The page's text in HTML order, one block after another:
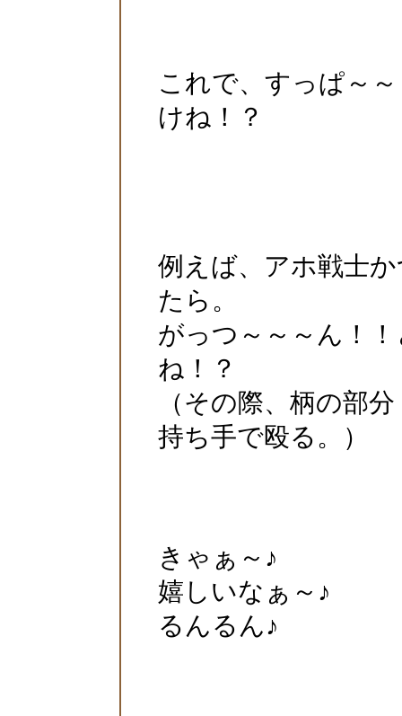
これで、すっぱ～
けね！？
例えば、アホ戦士
たら。
がっつ～～～ん！
ね！？
（その際、柄の部
持ち手で殴る。）
きゃぁ～♪
嬉しいなぁ～♪
るんるん♪